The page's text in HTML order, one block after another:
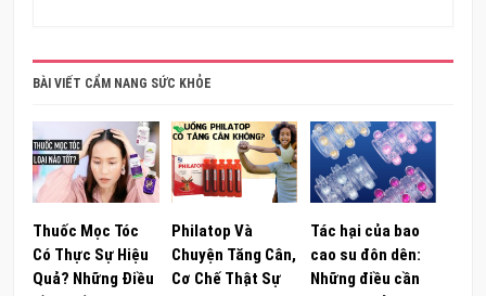
BÀI VIẾT CẨM NANG SỨC KHỎE
Thuốc Mọc Tóc
Có Thực Sự Hiệu
Quả? Những Điều
Philatop Và
Chuyện Tăng Cân,
Cơ Chế Thật Sự
Tác hại của bao
cao su đôn dên:
Những điều cần